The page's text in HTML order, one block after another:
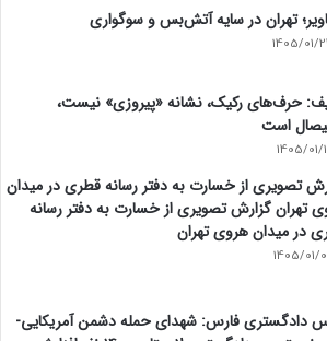
تهران در سایه آتش‌بس و سوگواری
1405/01/
حرف‌های رکیک، نشانه «پیروزی» نیست،
است
1405/01/
تصویری از خسارت به دفتر رسانه قطری در میدان
تهران گزارش تصویری از خسارت به دفتر رسانه
در میدان هروی تهران
1405/01/
دادگستری فارس: شهدای حمله دشمن آمریکایی-